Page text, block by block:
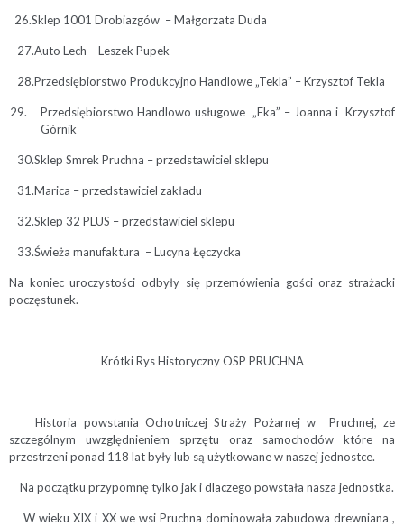
26.Sklep 1001 Drobiazgów – Małgorzata Duda
27.Auto Lech – Leszek Pupek
28.Przedsiębiorstwo Produkcyjno Handlowe „Tekla” – Krzysztof Tekla
Przedsiębiorstwo Handlowo usługowe „Eka” – Joanna i Krzysztof
Górnik
30.Sklep Smrek Pruchna – przedstawiciel sklepu
31.Marica – przedstawiciel zakładu
32.Sklep 32 PLUS – przedstawiciel sklepu
33.Świeża manufaktura – Lucyna Łęczycka
Na koniec uroczystości odbyły się przemówienia gości oraz strażacki
poczęstunek.
Krótki Rys Historyczny OSP PRUCHNA
Historia powstania Ochotniczej Straży Pożarnej w Pruchnej, ze
szczególnym uwzględnieniem sprzętu oraz samochodów które na
przestrzeni ponad 118 lat były lub są użytkowane w naszej jednostce.
Na początku przypomnę tylko jak i dlaczego powstała nasza jednostka.
W wieku XIX i XX we wsi Pruchna dominowała zabudowa drewniana ,